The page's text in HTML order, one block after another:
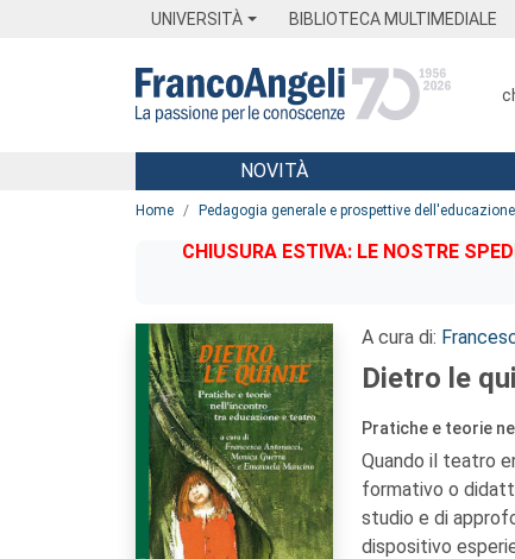
UNIVERSITÀ BIBLIOTECA MULTIMEDIALE
Menu
NOVITÀ
Home Pedagogia generale e prospettive dell'educazione
CHIUSURA ESTIVA: LE NOSTRE
A cura di:
Dietro le
Pratiche e teorie
Quando il teatro
formativo o
studio e di
dispositivo